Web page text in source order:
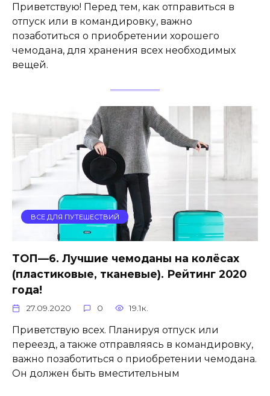
Приветствую! Перед тем, как отправиться в
отпуск или в командировку, важно
позаботиться о приобретении хорошего
чемодана, для хранения всех необходимых
вещей.
ВСЕ ДЛЯ ПУТЕШЕСТВИЙ
ТОП—6. Лучшие чемоданы на колёсах
(пластиковые, тканевые). Рейтинг 2020
года!
27.09.2020 0 19.1к.
Приветствую всех. Планируя отпуск или
переезд, а также отправляясь в командировку,
важно позаботиться о приобретении чемодана.
Он должен быть вместительным